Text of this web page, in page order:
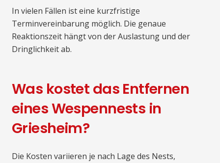
In vielen Fällen ist eine kurzfristige
Terminvereinbarung möglich. Die genaue
Reaktionszeit hängt von der Auslastung und der
Dringlichkeit ab.
Was kostet das Entfernen
eines Wespennests in
Griesheim?
Die Kosten variieren je nach Lage des Nests,